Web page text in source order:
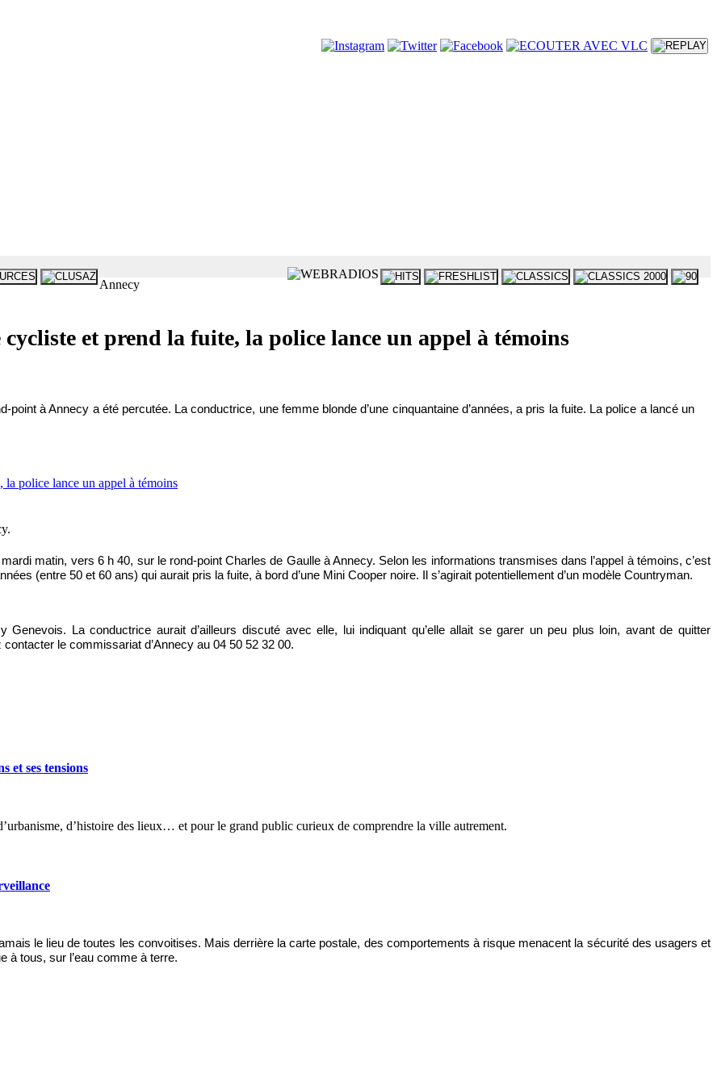
Annecy
et prend la fuite, la police lance un appel à témoins
à Annecy a été percutée. La conductrice, une femme blonde d’une cinquantaine d’années, a pris la fuite. La police a lancé un
matin, vers 6 h 40, sur le rond-point Charles de Gaulle à Annecy. Selon les informations transmises dans l’appel à témoins, c’est
(entre 50 et 60 ans) qui aurait pris la fuite, à bord d’une Mini Cooper noire. Il s’agirait potentiellement d’un modèle Countryman.
La conductrice aurait d’ailleurs discuté avec elle, lui indiquant qu’elle allait se garer un peu plus loin, avant de quitter
le commissariat d’Annecy au 04 50 52 32 00.
et ses tensions
d’histoire des lieux… et pour le grand public curieux de comprendre la ville autrement.
le lieu de toutes les convoitises. Mais derrière la carte postale, des comportements à risque menacent la sécurité des usagers et
à tous, sur l’eau comme à terre.